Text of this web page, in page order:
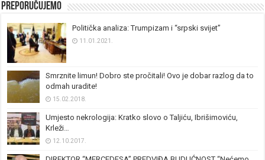
Preporučujemo
Politička analiza: Trumpizam i “srpski svijet”
11.01.2021.
Smrznite limun! Dobro ste pročitali! Ovo je dobar razlog da to
odmah uradite!
15.02.2018.
Umjesto nekrologija: Kratko slovo o Taljiću, Ibrišimoviću,
Krleži…
12.10.2017.